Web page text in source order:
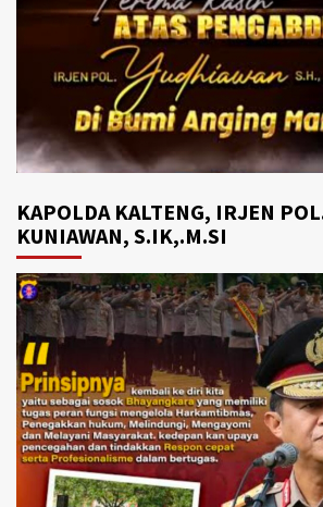
KAPOLDA KALTENG, IRJEN
KUNIAWAN, S.IK,.M.SI